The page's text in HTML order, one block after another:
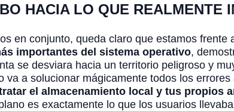
HACIA LO QUE REALMENTE
en conjunto, queda claro que estamos frente
importantes del sistema operativo,
se desviara hacia un territorio peligroso y
va a solucionar mágicamente todos los
el almacenamiento local y tus propios
es exactamente lo que los usuarios